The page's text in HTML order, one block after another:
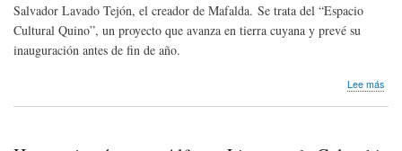
Salvador Lavado Tejón, el creador de Mafalda. Se trata del “Espacio
Cultural Quino”, un proyecto que avanza en tierra cuyana y prevé su
inauguración antes de fin de año.
Lee más